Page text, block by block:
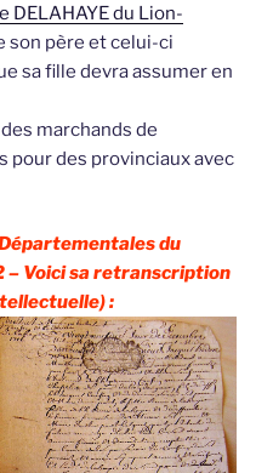
DELAHAYE du Lion-
son père et celui-ci
sa fille devra assumer en
marchands de
pour des provinciaux avec
du
– Voici sa retranscription
: